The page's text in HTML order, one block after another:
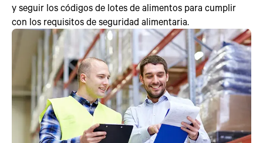
y seguir los códigos de lotes de alimentos para cumplir
con los requisitos de seguridad alimentaria.